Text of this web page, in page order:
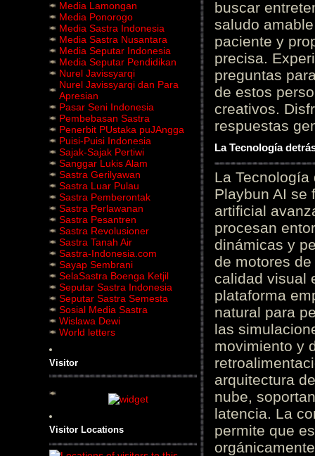
Media Lamongan
Media Ponorogo
Media Sastra Indonesia
Media Sastra Nusantara
Media Seputar Indonesia
Media Seputar Pendidikan
Nurel Javissyarqi
Nurel Javissyarqi dan Para
Apresian
Pasar Seni Indonesia
Pembebasan Sastra
Penerbit PUstaka puJAngga
Puisi-Puisi Indonesia
Sajak-Sajak Pertiwi
Sanggar Lukis Alam
Sastra Gerilyawan
Sastra Luar Pulau
Sastra Pemberontak
Sastra Perlawanan
Sastra Pesantren
Sastra Revolusioner
Sastra Tanah Air
Sastra-Indonesia.com
Sayap Sembrani
SelaSastra Boenga Ketjil
Seputar Sastra Indonesia
Seputar Sastra Semesta
Sosial Media Sastra
Wislawa Dewi
World letters
Visitor
Visitor Locations
buscar
saludo
paciente y
precisa.
preguntas
de estos
creativos.
respuestas
La Tecnología
La
Playbun AI se
artificial
procesan
dinámicas y
de motores
calidad visual
plataforma
natural para
las
movimiento y
arquitectura
nube,
latencia. La
permite que